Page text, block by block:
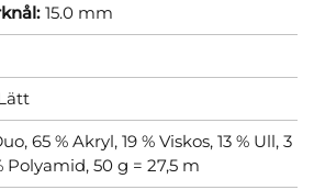
15.0 mm
65 % Akryl, 19 % Viskos, 13 % Ull, 3
Polyamid, 50 g = 27,5 m